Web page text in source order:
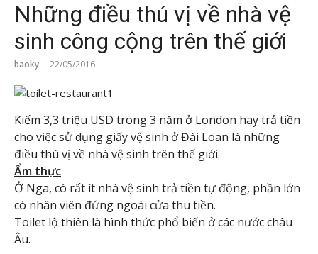
Những điều thú vị về nhà vệ
sinh công cộng trên thế giới
baoky 22/05/2016
Kiếm 3,3 triệu USD trong 3 năm ở London hay trả tiền
cho việc sử dụng giấy vệ sinh ở Đài Loan là những
điều thú vị về nhà vệ sinh trên thế giới.
Ẩm thực
Ở Nga, có rất ít nhà vệ sinh trả tiền tự động, phần lớn
có nhân viên đứng ngoài cửa thu tiền.
Toilet lộ thiên là hình thức phổ biến ở các nước châu
Âu.